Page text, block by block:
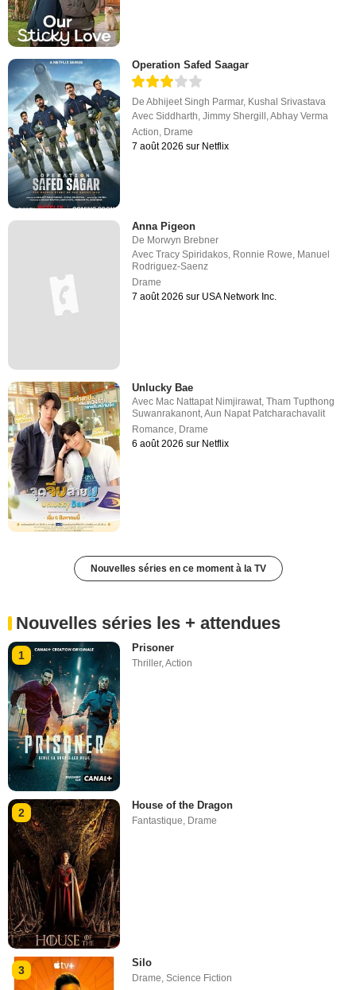
Operation Safed Saagar
DeAbhijeet Singh Parmar, Kushal Srivastava
AvecSiddharth,Jimmy Shergill,Abhay Verma
Action, Drame
7 août 2026 sur Netflix
Anna Pigeon
De Morwyn Brebner
AvecTracy Spiridakos, Ronnie Rowe, Manuel
Rodriguez-Saenz
Drame
7 août 2026 sur USA Network Inc.
Unlucky Bae
Avec Mac Nattapat Nimjirawat,Tham Tupthong
Suwanrakanont,Aun Napat Patcharachavalit
Romance, Drame
6 août 2026 sur Netflix
Nouvelles séries en ce moment à la TV
Nouvelles séries les + attendues
1
Prisoner
Thriller,Action
2
House of the Dragon
Fantastique, Drame
3
Silo
Drame,Science Fiction